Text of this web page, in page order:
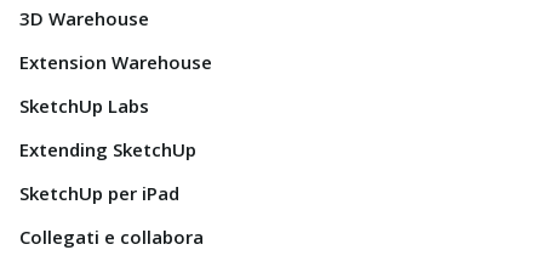
3D Warehouse
Extension Warehouse
SketchUp Labs
Extending SketchUp
SketchUp per iPad
Collegati e collabora